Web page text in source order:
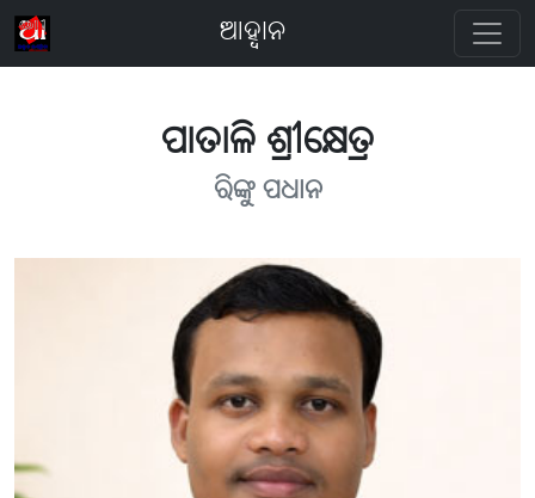
ଆହ୍ବାନ
ପାତାଳି ଶ୍ରୀକ୍ଷେତ୍ର
ରିଙ୍କୁ ପଧାନ